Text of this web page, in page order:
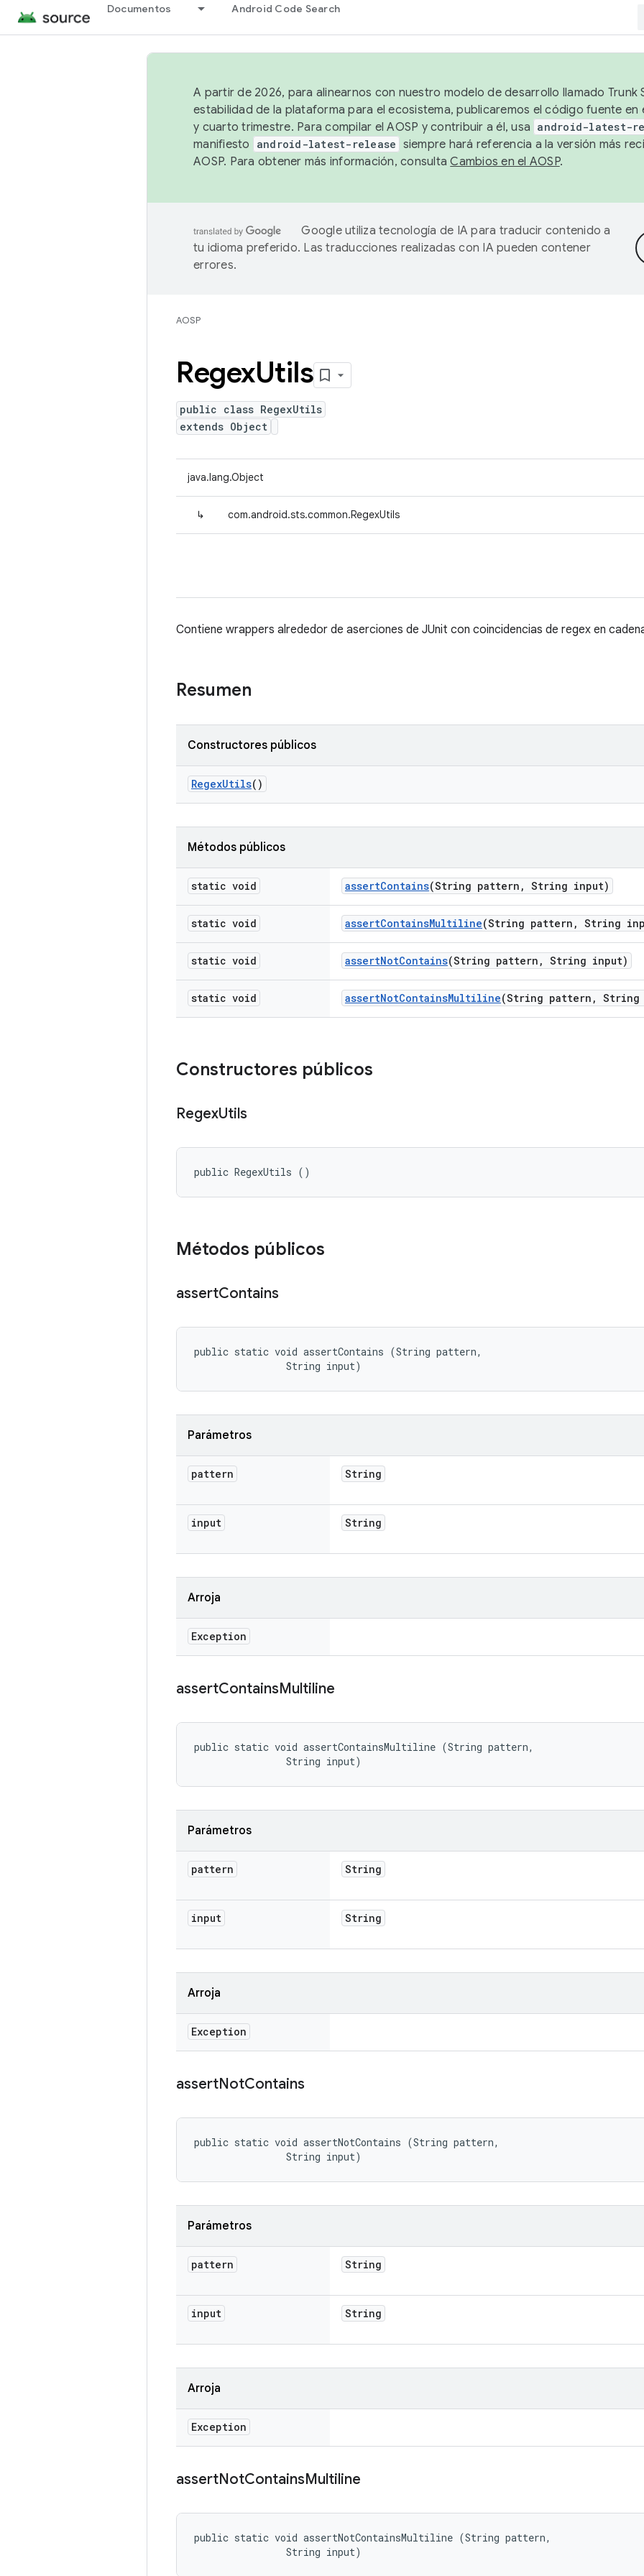
Documentos Android Code Search
A partir de 2026, para alinearnos con nuestro modelo de desarrollo llamado Trunk
estabilidad de la plataforma para el ecosistema, publicaremos el código fuente en
y cuarto trimestre. Para compilar el AOSP y contribuir a él, usa android-latest-
manifiesto android-latest-release siempre hará referencia a la versión más
AOSP. Para obtener más información, consultaCambios en el AOSP.
Google utiliza tecnología de IA para traducir contenido a
tu idioma preferido. Las traducciones realizadas con IA pueden contener
errores.
AOSP
RegexUtils
public class RegexUtils
extends Object
java.lang.Object
↳ com.android.sts.common.RegexUtils
Contiene wrappers alrededor de aserciones de JUnit con coincidencias de regex en
Resumen
Constructores públicos
RegexUtils()
Métodos públicos
static void assertContains(String pattern , String input)
static void assertContainsMultiline(String pattern , String
static void assertNotContains(String pattern , String input)
static void assertNotContainsMultiline(String pattern , String
Constructores públicos
RegexUtils
public RegexUtils ()
Métodos públicos
assertContains
public static void assertContains (String pattern,
                String input)
Parámetros
pattern String
input String
Arroja
Exception
assertContainsMultiline
public static void assertContainsMultiline (String pattern,
                String input)
Parámetros
pattern String
input String
Arroja
Exception
assertNotContains
public static void assertNotContains (String pattern,
                String input)
Parámetros
pattern String
input String
Arroja
Exception
assertNotContainsMultiline
public static void assertNotContainsMultiline (String pattern,
                String input)